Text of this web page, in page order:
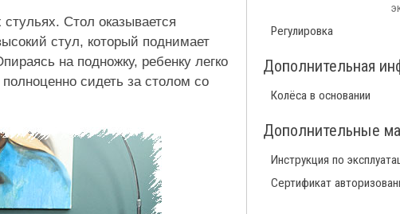
Стол оказывается
стул, который поднимает
на подножку, ребенку легко
сидеть за столом со
Регулировка
Дополнительная
Колёса в основании
Дополнительные
Инструкция по
Сертификат